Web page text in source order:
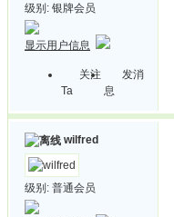
级别: 银牌会员
显示用户信息
关注
Ta
发消
息
wilfred
级别: 普通会员